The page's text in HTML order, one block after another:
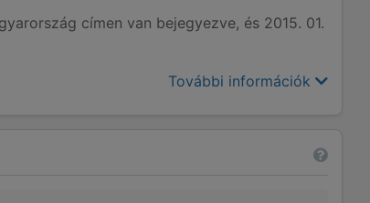
címen van bejegyezve, és 2015. 01.
További információk